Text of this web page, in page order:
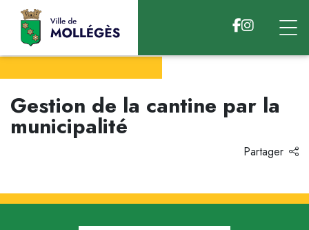
Accéder au contenu
Gestion de la cantine par la
municipalité
Partager